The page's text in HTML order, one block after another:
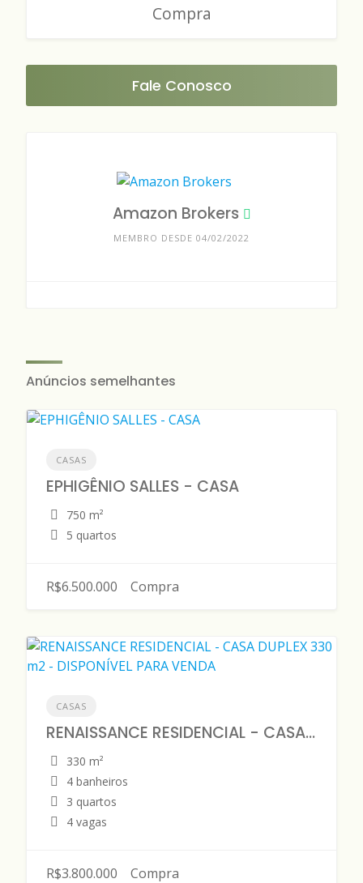
Compra
Fale Conosco
Amazon Brokers
MEMBRO DESDE 04/02/2022
Anúncios semelhantes
CASAS
EPHIGÊNIO SALLES - CASA
750 m²
5 quartos
R$6.500.000 Compra
CASAS
RENAISSANCE RESIDENCIAL - CASA DUPLEX 330 m2 - DISPONÍVEL PARA VENDA
330 m²
4 banheiros
3 quartos
4 vagas
R$3.800.000 Compra